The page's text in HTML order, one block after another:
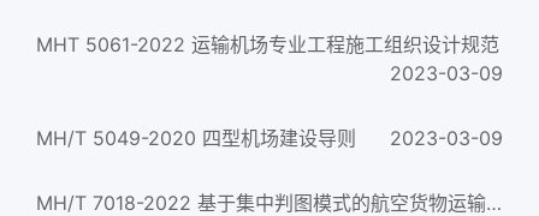
MHT 5061-2022 运输机场专业工程施工组织设计规范
2023-03-09
MH/T 5049-2020 四型机场建设导则 2023-03-09
MH/T 7018-2022 基于集中判图模式的航空货物运输安全检查流程和信息应用规范